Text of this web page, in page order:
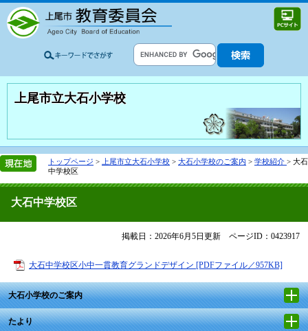
上尾市立大石小学校
トップページ > 上尾市立大石小学校 > 大石小学校のご案内 > 学校紹介 > 大石
中学校区
大石中学校区
掲載日：2026年6月5日更新 ページID：0423917
大石中学校区小中一貫教育グランドデザイン [PDFファイル／957KB]
大石小学校のご案内
たより